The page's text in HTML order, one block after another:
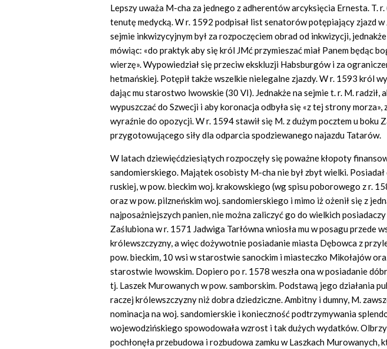
Lepszy uważa M-cha za jednego z adherentów arcyksięcia Ernesta. T.
tenutę medycką. W r. 1592 podpisał list senatorów potępiający zjazd w
sejmie inkwizycyjnym był za rozpoczęciem obrad od inkwizycji,
mówiąc: «do praktyk aby się król JMć przymieszać miał Panem będąc
wierzę». Wypowiedział się przeciw ekskluzji Habsburgówi za
hetmańskiej. Potępił także wszelkie nielegalne zjazdy. W r. 1593 król
dając mu starostwo lwowskie (30 VI). Jednakże na sejmie t. r. M. radził,
wypuszczać do Szwecji i aby koronacja odbyła się «z tej strony morza»,
wyraźnie do opozycji. W r. 1594 stawił się M. z dużym pocztem u boku
przygotowującego siły dla odparcia spodziewanego najazdu Tatarów.
W latach dziewięćdziesiątych rozpoczęły się poważne kłopoty
sandomierskiego. Majątek osobisty M-cha nie był zbyt wielki. Posiadał
ruskiej, w pow. bieckim woj. krakowskiego (wg spisu poborowego z r.
oraz w pow. pilzneńskim woj. sandomierskiego i mimo iż ożenił się z
najposażniejszych panien, nie można zaliczyć go do wielkich posiadaczy
Zaślubiona w r. 1571 Jadwiga Tarłówna wniosła mu w posagu przede
królewszczyzny, a więcdożywotnie posiadanie miasta Dębowca z
pow. bieckim, 10 wsi w starostwie sanockim i miasteczko Mikołajów
starostwie lwowskim. Dopiero po r. 1578 weszła ona w posiadaniedóbr
tj. Laszek Murowanych w pow. samborskim. Podstawą jego działania
raczej królewszczyzny niż dobra dziedziczne. Ambitny i dumny, M.
nominacja na woj. sandomierskie i konieczność podtrzymywania
wojewodzińskiego spowodowała wzrost i tak dużych wydatków.
pochłonęła przebudowa i rozbudowa zamku w Laszkach Murowanych,